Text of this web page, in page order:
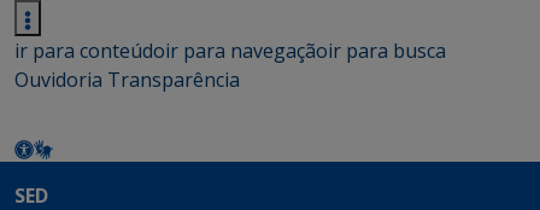
ir para conteúdoir para navegaçãoir para busca
Ouvidoria Transparência
SED